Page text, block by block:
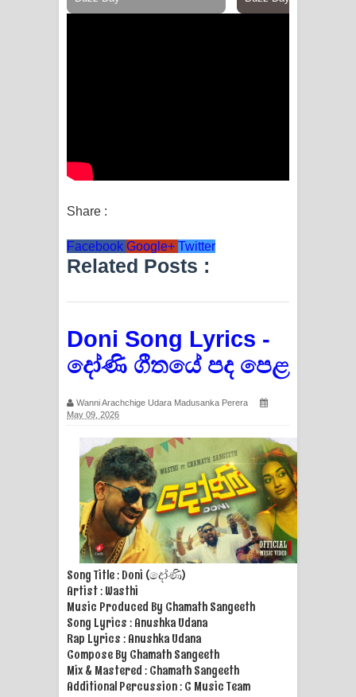
Share :
Facebook Google+ Twitter
Related Posts :
Doni Song Lyrics -
දෝණි ගීතයේ පද පෙළ
Wanni Arachchige Udara Madusanka Perera
May 09, 2026
Song Title : Doni (දෝණි)
Artist : Wasthi
Music Produced By Chamath Sangeeth
Song Lyrics : Anushka Udana
Rap Lyrics : Anushka Udana
Compose By Chamath Sangeeth
Mix & Mastered : Chamath Sangeeth
Additional Percussion : C Music Team